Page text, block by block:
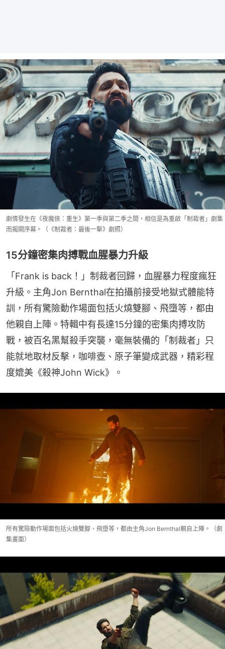
劇情發生在《夜魔俠：重生》第一季與第二季之間，相信是為重啟「制裁者」劇集
而揭開序幕。（《制裁者：最後一擊》劇照）
15分鐘密集肉搏戰血腥暴力升級
「Frank is back！」制裁者回歸，血腥暴力程度瘋狂
升級。主角Jon Bernthal在拍攝前接受地獄式體能特
訓，所有驚險動作場面包括火燒雙腳、飛墮等，都由
他親自上陣。特輯中有長達15分鐘的密集肉搏攻防
戰，被百名黑幫殺手突襲，毫無裝備的「制裁者」只
能就地取材反擊，咖啡壺、原子筆變成武器，精彩程
度媲美《殺神John Wick》。
所有驚險動作場面包括火燒雙腳、飛墮等，都由主角Jon Bernthal親自上陣。（劇
集畫面）